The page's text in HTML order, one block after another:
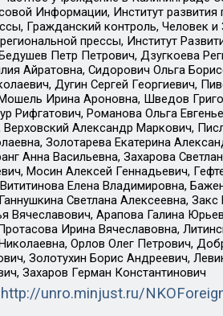
Информации, Институт
Гражданский контроль, Человек
прессы, Институт
Петр Петрович, Дзугкоева
Айратовна, Сидорович Ольга
Дугин Сергей Георгиевич,
Ирина Ароновна, Шведов
Рифгатович, Романова Ольга
Верховский Александр Маркович,
Золотарева Екатерина
Анна Васильевна, Захарова
Мосин Алексей Геннадьевич,
Елена Владимировна,
Светлана Алексеевна,
Вячеславович, Арапова Галина
Ирина Вячеславовна,
Орлов Олег Петрович,
Золотухин Борис Андреевич,
Захаров Герман Константинович
http://unro.minjust.ru/